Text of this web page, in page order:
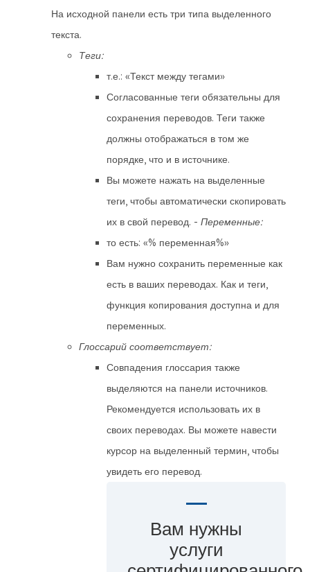
На исходной панели есть три типа выделенного
текста.
Теги:
т.е.: «Текст между тегами»
Согласованные теги обязательны для
сохранения переводов. Теги также
должны отображаться в том же
порядке, что и в источнике.
Вы можете нажать на выделенные
теги, чтобы автоматически скопировать
их в свой перевод. - Переменные:
то есть: «% переменная%»
Вам нужно сохранить переменные как
есть в ваших переводах. Как и теги,
функция копирования доступна и для
переменных.
Глоссарий соответствует:
Совпадения глоссария также
выделяются на панели источников.
Рекомендуется использовать их в
своих переводах. Вы можете навести
курсор на выделенный термин, чтобы
увидеть его перевод.
Вам нужны
услуги